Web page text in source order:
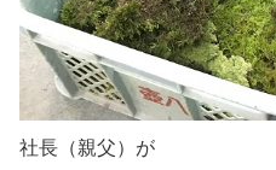
社長（親父）が